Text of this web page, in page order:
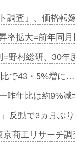
調査」、価格転
率拡大=前年同
=野村総研、30年
で43・5%増に…
昨年比は約9%
反動で3ヵ月ぶ
京商工リサーチ